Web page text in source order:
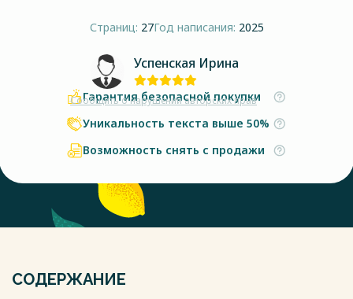
Страниц: 27Год написания: 2025
Успенская Ирина
Сообщить о нарушении авторских прав
Гарантия безопасной покупки
Уникальность текста выше 50%
Возможность снять с продажи
СОДЕРЖАНИЕ